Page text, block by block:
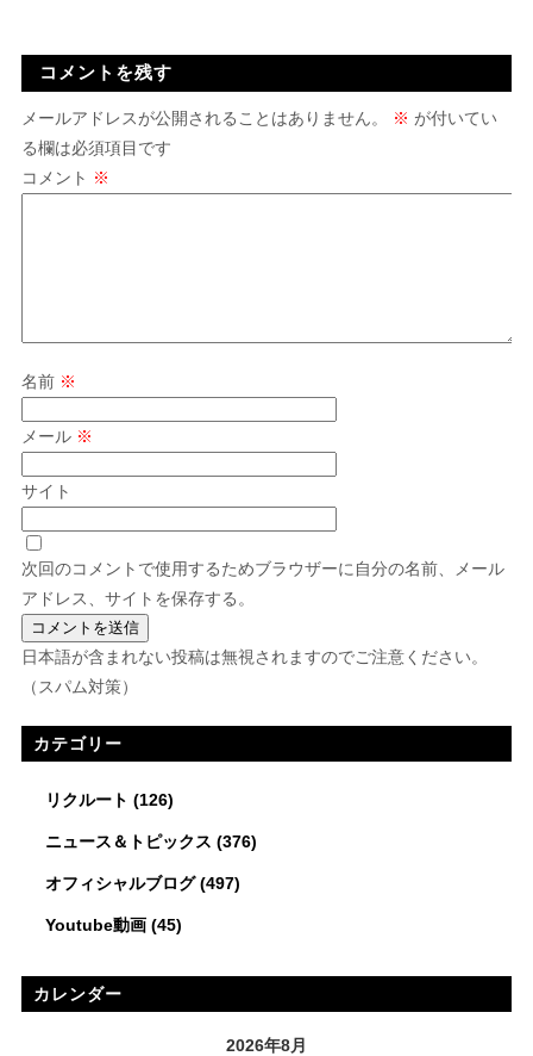
コメントを残す
メールアドレスが公開されることはありません。 ※ が付いてい
る欄は必須項目です
コメント ※
名前 ※
メール ※
サイト
次回のコメントで使用するためブラウザーに自分の名前、メール
アドレス、サイトを保存する。
日本語が含まれない投稿は無視されますのでご注意ください。
（スパム対策）
カテゴリー
リクルート (126)
ニュース＆トピックス (376)
オフィシャルブログ(497)
Youtube動画(45)
カレンダー
2026年8月